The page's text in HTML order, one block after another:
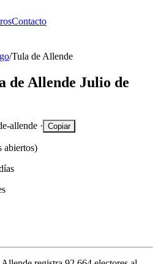
Contacto
/Tula de Allende
de Allende Julio de
allende · Copiar
abiertos)